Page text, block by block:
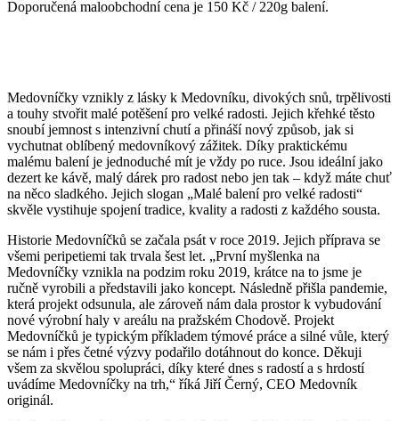
Doporučená maloobchodní cena je 150 Kč / 220g balení.
Medovníčky vznikly z lásky k Medovníku, divokých snů, trpělivosti
a touhy stvořit malé potěšení pro velké radosti. Jejich křehké těsto
snoubí jemnost s intenzivní chutí a přináší nový způsob, jak si
vychutnat oblíbený medovníkový zážitek. Díky praktickému
malému balení je jednoduché mít je vždy po ruce. Jsou ideální jako
dezert ke kávě, malý dárek pro radost nebo jen tak – když máte chuť
na něco sladkého. Jejich slogan „Malé balení pro velké radosti“
skvěle vystihuje spojení tradice, kvality a radosti z každého sousta.
Historie Medovníčků se začala psát v roce 2019. Jejich příprava se
všemi peripetiemi tak trvala šest let. „První myšlenka na
Medovníčky vznikla na podzim roku 2019, krátce na to jsme je
ručně vyrobili a představili jako koncept. Následně přišla pandemie,
která projekt odsunula, ale zároveň nám dala prostor k vybudování
nové výrobní haly v areálu na pražském Chodově. Projekt
Medovníčků je typickým příkladem týmové práce a silné vůle, který
se nám i přes četné výzvy podařilo dotáhnout do konce. Děkuji
všem za skvělou spolupráci, díky které dnes s radostí a s hrdostí
uvádíme Medovníčky na trh,“ říká Jiří Černý, CEO Medovník
originál.